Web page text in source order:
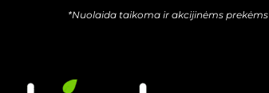
*Nuolaida taikoma ir akcijinėms prekėms